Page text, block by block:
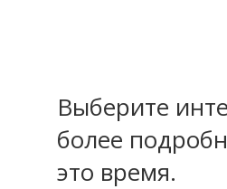
Выберите
более
это время.